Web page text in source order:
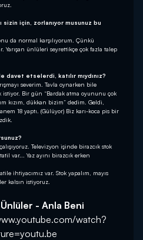
sizin için, zorlanıyor musunuz bu
da normal karşılıyorum. Çünkü
Yarışan ünlüleri seyrettikçe çok fazla talep
davet etselerdi, katılır mıydınız?
severim. Tavla oynarken bile
istiyor. Bir gün “Bardak atma oyununu çok
kızım, dükkan bizim” dedim. Geldi,
18 yaptı. (Gülüyor) Biz karı-koca pis bir
Televizyon işinde birazcık stok
var... Yaz ayını birazcık erken
ihtiyacımız var. Stok yapalım, mayıs
kalsın istiyoruz.
- Anla Beni
watch?